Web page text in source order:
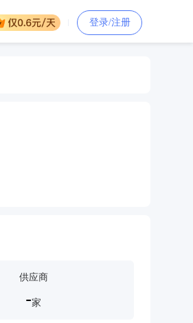
登录/注册
供应商
-家